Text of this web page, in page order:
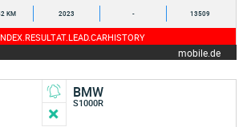
KM 2023 - 13509
mobile.de
BMW
S1000R